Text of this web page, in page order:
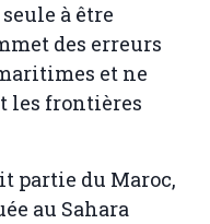
à être
des erreurs
et ne
les frontières
partie du Maroc,
au Sahara